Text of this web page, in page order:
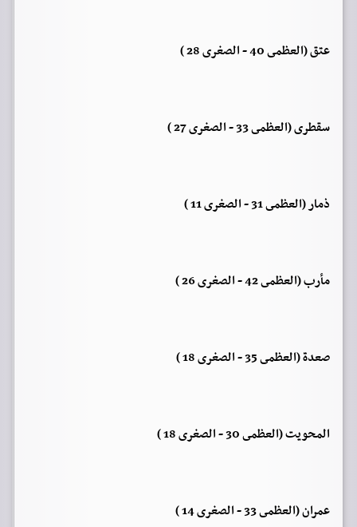
عتق (العظمى 40 - الصغرى 28 )
سقطرى (العظمى 33 - الصغرى 27 )
ذمار (العظمى 31 - الصغرى 11 )
مأرب (العظمى 42 - الصغرى 26 )
صعدة (العظمى 35 - الصغرى 18 )
المحويت (العظمى 30 - الصغرى 18 )
عمران (العظمى 33 - الصغرى 14 )